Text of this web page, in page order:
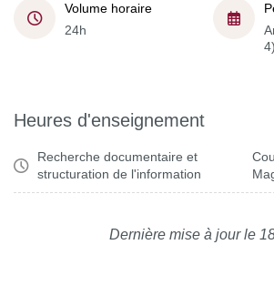
Volume horaire
24h
4)
Heures d'enseignement
Recherche documentaire et
structuration de l'information
Dernière mise à jour le